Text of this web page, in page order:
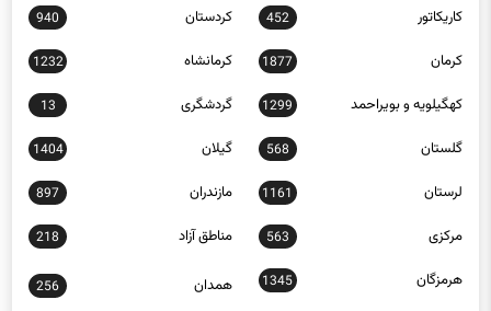
کاریکاتور 452 کردستان 940
کرمان 1877 کرمانشاه 1232
کهگیلویه و بویراحمد 1299 گردشگری 13
گلستان 568 گیلان 1404
لرستان 1161 مازندران 897
مرکزی 563 مناطق آزاد 218
هرمزگان 1345 همدان 256